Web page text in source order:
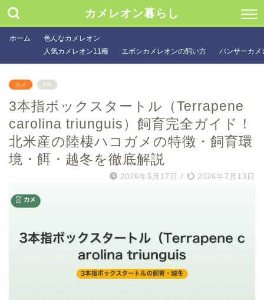
カメレオン暮らし
ホーム
色んなカメレオン
人気カメレオン11種
エボシカメレオンの飼い方 パンサーカメ
カメ PR
3本指ボックスタートル（Terrapene
carolina triunguis）飼育完全ガイド！
北米産の陸棲ハコガメの特徴・飼育環
境・餌・越冬を徹底解説
2026年5月17日 / 2026年7月13日